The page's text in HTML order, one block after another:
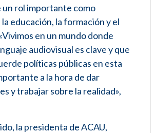
un rol importante como
educación, la formación y el
en un mundo donde
audiovisual es clave y que
políticas públicas en esta
a la hora de dar
y trabajar sobre la realidad»,
la presidenta de ACAU,